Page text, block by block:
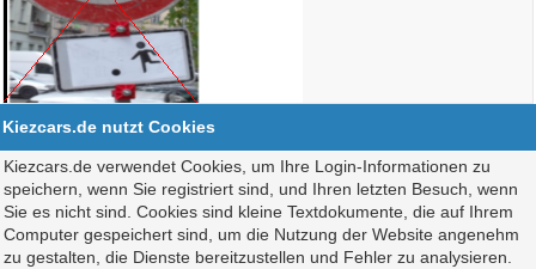
Kiezcars.de nutzt Cookies
Kiezcars.de verwendet Cookies, um Ihre Login-Informationen zu
speichern, wenn Sie registriert sind, und Ihren letzten Besuch, wenn
Sie es nicht sind. Cookies sind kleine Textdokumente, die auf Ihrem
Computer gespeichert sind, um die Nutzung der Website angenehm
zu gestalten, die Dienste bereitzustellen und Fehler zu analysieren.